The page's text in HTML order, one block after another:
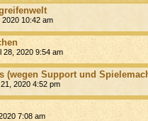
2020 10:42 am
28, 2020 9:54 am
(wegen Support und
2020 4:52 pm
7:08 am